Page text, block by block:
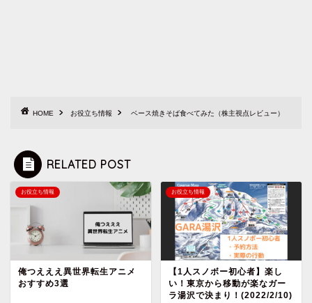
HOME お役立ち情報 ベース焼きそば食べてみた（株主視点レビュー）
RELATED POST
お役立ち情報
俺つえええ異世界転生アニメ
おすすめ3選
お役立ち情報
【1人スノボー初心者】楽し
い！東京から移動が楽なガー
ラ湯沢で決まり！(2022/2/10)